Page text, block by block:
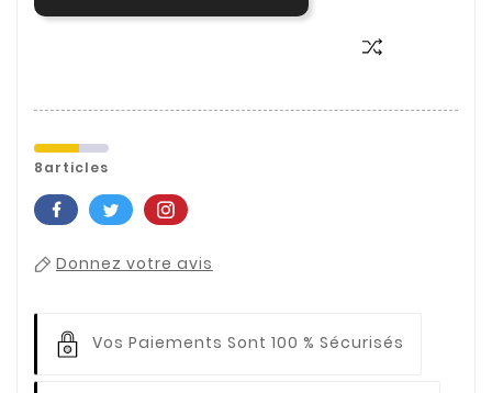
8articles
Donnez votre avis
Vos Paiements Sont 100 % Sécurisés